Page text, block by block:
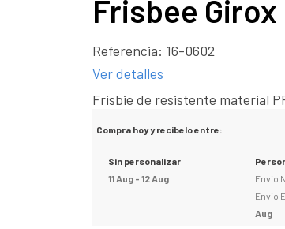
Frisbee Girox
Referencia: 16-0602
Ver detalles
Frisbie de resistente material
Compra hoy y recibelo entre:
Sin personalizar
11 Aug - 12 Aug
Envio
Envio
Aug